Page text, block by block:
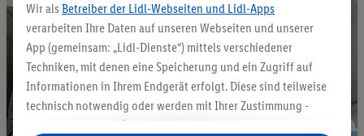
Wir als Betreiber der Lidl-Webseiten und Lidl-Apps
verarbeiten Ihre Daten auf unseren Webseiten und unserer
App (gemeinsam: „Lidl-Dienste“) mittels verschiedener
Techniken, mit denen eine Speicherung und ein Zugriff auf
Informationen in Ihrem Endgerät erfolgt. Diese sind teilweise
technisch notwendig oder werden mit Ihrer Zustimmung -
auch durch Partner (u.a.